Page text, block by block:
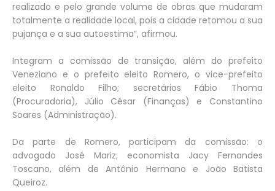
realizado e pelo grande volume de obras que mudaram
totalmente a realidade local, pois a cidade retomou a sua
pujança e a sua autoestima”, afirmou.
Integram a comissão de transição, além do prefeito
Veneziano e o prefeito eleito Romero, o vice-prefeito
eleito Ronaldo Filho; secretários Fábio Thoma
(Procuradoria), Júlio César (Finanças) e Constantino
Soares (Administração).
Da parte de Romero, participam da comissão: o
advogado José Mariz; economista Jacy Fernandes
Toscano, além de Antônio Hermano e João Batista
Queiroz.